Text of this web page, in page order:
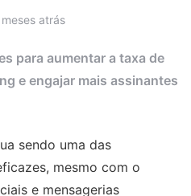
meses atrás
para aumentar a taxa de
e engajar mais assinantes
sendo uma das
mesmo com o
e mensagerias